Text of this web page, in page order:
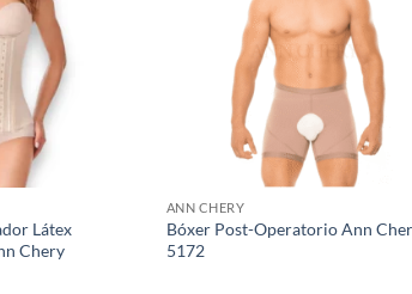
Látex
Chery
ANN CHERY
Bóxer Post-Operatorio Ann
5172